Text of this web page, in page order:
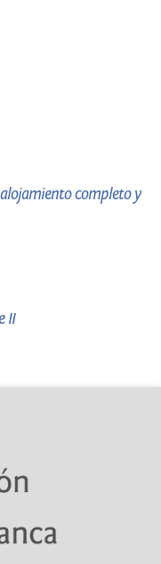
alojamiento completo y
II